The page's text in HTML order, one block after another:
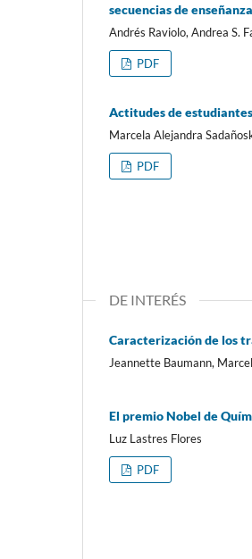
secuencias de enseñanza
Andrés Raviolo, Andrea S.
PDF
Actitudes de
Marcela Alejandra
PDF
DE INTERÉS
Caracterización de los
Jeannette Baumann,
El premio Nobel de
Luz Lastres Flores
PDF